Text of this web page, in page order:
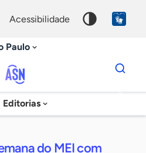
acessibilidade
Paulo
Agência
Sebrae
Editorias
Dados
para
chave
do MEI com